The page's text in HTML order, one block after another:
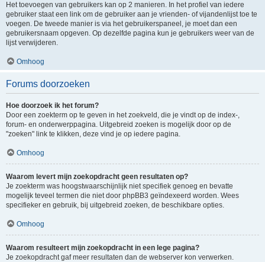
Het toevoegen van gebruikers kan op 2 manieren. In het profiel van iedere
gebruiker staat een link om de gebruiker aan je vrienden- of vijandenlijst toe te
voegen. De tweede manier is via het gebruikerspaneel, je moet dan een
gebruikersnaam opgeven. Op dezelfde pagina kun je gebruikers weer van de
lijst verwijderen.
Omhoog
Forums doorzoeken
Hoe doorzoek ik het forum?
Door een zoekterm op te geven in het zoekveld, die je vindt op de index-,
forum- en onderwerppagina. Uitgebreid zoeken is mogelijk door op de
"zoeken" link te klikken, deze vind je op iedere pagina.
Omhoog
Waarom levert mijn zoekopdracht geen resultaten op?
Je zoekterm was hoogstwaarschijnlijk niet specifiek genoeg en bevatte
mogelijk teveel termen die niet door phpBB3 geïndexeerd worden. Wees
specifieker en gebruik, bij uitgebreid zoeken, de beschikbare opties.
Omhoog
Waarom resulteert mijn zoekopdracht in een lege pagina?
Je zoekopdracht gaf meer resultaten dan de webserver kon verwerken.